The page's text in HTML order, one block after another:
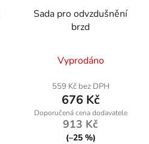
Sada pro odvzdušnění
brzd
hodnocení
produktu
je
2,0
z
Vyprodáno
559 Kč bez DPH
676 Kč
913 Kč
(–25 %)